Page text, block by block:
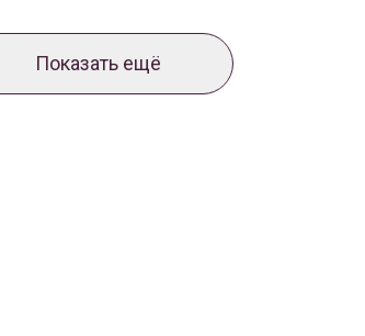
Показать ещё